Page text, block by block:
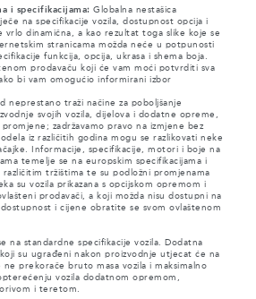
i specifikacijama: Globalna nestašica
na specifikacije vozila, dostupnost opcija i
vrlo dinamična, a kao rezultat toga slike koje se
stranicama možda neće u potpunosti
funkcija, opcija, ukrasa i shema boja.
prodavaču koji će vam moći potvrditi sva
bi vam omogućio informirani izbor
neprestano traži načine za poboljšanje
svojih vozila, dijelova i dodatne opreme,
zadržavamo pravo na izmjene bez
iz različitih godina mogu se razlikovati neke
Informacije, specifikacije, motori i boje na
temelje se na europskim specifikacijama i
tržištima te su podložni promjenama
su vozila prikazana s opcijskom opremom i
prodavači, a koji možda nisu dostupni na
i cijene obratite se svom ovlaštenom
na standardne specifikacije vozila. Dodatna
su ugrađeni nakon proizvodnje utjecat će na
prekorače bruto masa vozila i maksimalno
vozila dodatnom opremom,
i teretom.